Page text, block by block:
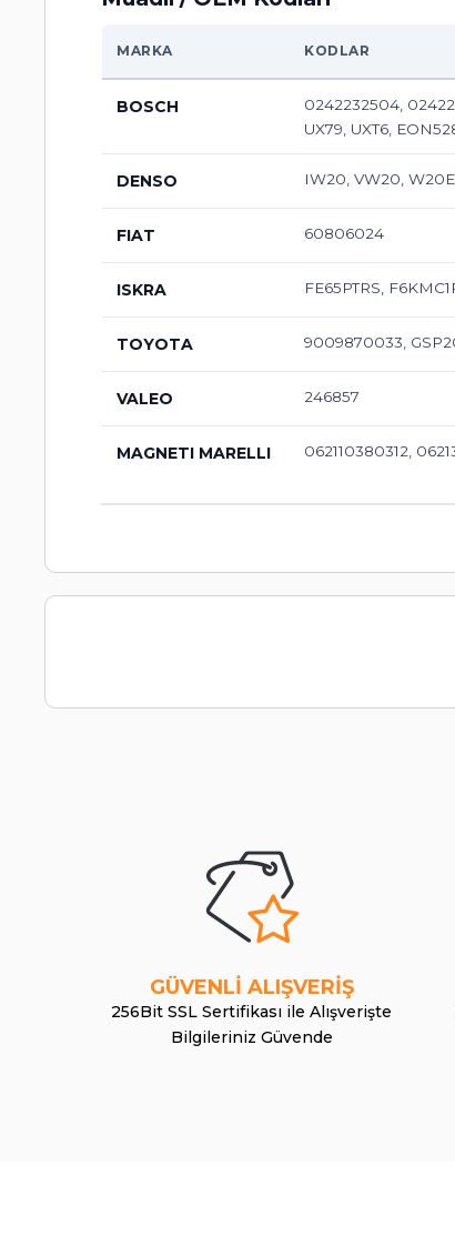
MARKA KODLAR
BOSCH
0242232504,
UX79, UXT6,
DENSO IW20, VW20,
FIAT 60806024
ISKRA FE65PTRS,
TOYOTA 9009870033,
VALEO 246857
MAGNETI MARELLI 062110380312,
GÜVENLİ ALIŞVERİŞ
256Bit SSL Sertifikası ile Alışverişte
Bilgileriniz Güvende